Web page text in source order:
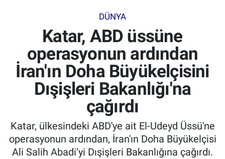
DÜNYA
Katar, ABD üssüne
operasyonun ardından
İran'ın Doha Büyükelçisini
Dışişleri Bakanlığı'na
çağırdı
Katar, ülkesindeki ABD'ye ait El-Udeyd Üssü'ne
operasyonun ardından, İran'ın Doha Büyükelçisi
Ali Salih Abadi’yi Dışişleri Bakanlığına çağırdı.